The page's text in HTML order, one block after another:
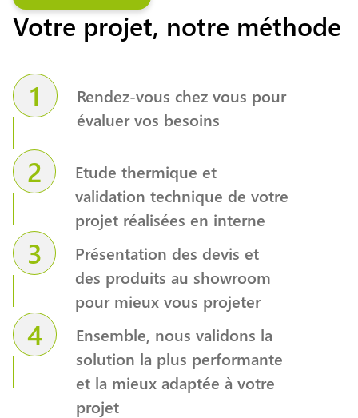
Votre projet, notre méthode
1
Rendez-vous chez vous pour
évaluer vos besoins
2
Etude thermique et
validation technique de votre
projet réalisées en interne
3
Présentation des devis et
des produits au showroom
pour mieux vous projeter
4
Ensemble, nous validons la
solution la plus performante
et la mieux adaptée à votre
projet